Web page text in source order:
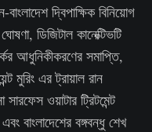
দ্বিপাক্ষিক বিনিয়োগ
ডিজিটাল কানেক্টিভটি
আধুনিকীকরণের সমাপ্তি,
মুরিং এর ট্রায়াল রান
ওয়াটার ট্রিটমেন্ট
বাংলাদেশের বঙ্গবন্ধু শেখ